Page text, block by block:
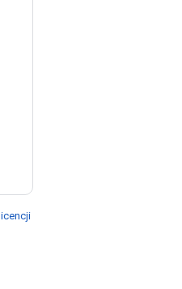
licencji